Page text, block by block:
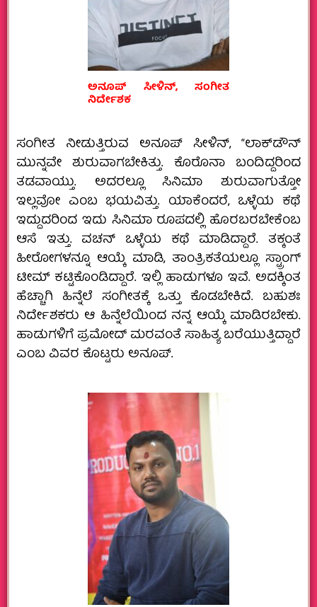
ಅನೂಪ್‌ ಸೀಳಿನ್‌, ಸಂಗೀತ
ನಿರ್ದೇಶಕ
ಸಂಗೀತ ನೀಡುತ್ತಿರುವ ಅನೂಪ್‌ ಸೀಳಿನ್‌, “ಲಾಕ್‌ಡೌನ್‌
ಮುನ್ನವೇ ಶುರುವಾಗಬೇಕಿತ್ತು. ಕೊರೊನಾ ಬಂದಿದ್ದರಿಂದ
ತಡವಾಯ್ತು. ಅದರಲ್ಲೂ ಸಿನಿಮಾ ಶುರುವಾಗುತ್ತೋ
ಇಲ್ಲವೋ ಎಂಬ ಭಯವಿತ್ತು. ಯಾಕೆಂದರೆ, ಒಳ್ಳೆಯ ಕಥೆ
ಇದ್ದುದರಿಂದ ಇದು ಸಿನಿಮಾ ರೂಪದಲ್ಲಿ ಹೊರಬರಬೇಕೆಂಬ
ಆಸೆ ಇತ್ತು. ವಚನ್‌ ಒಳ್ಳೆಯ ಕಥೆ ಮಾಡಿದ್ದಾರೆ. ತಕ್ಕಂತೆ
ಹೀರೋಗಳನ್ನೂ ಆಯ್ಕೆ ಮಾಡಿ, ತಾಂತ್ರಿಕತೆಯಲ್ಲೂ ಸ್ಟ್ರಾಂಗ್‌
ಟೀಮ್‌ ಕಟ್ಟಿಕೊಂಡಿದ್ದಾರೆ. ಇಲ್ಲಿ ಹಾಡುಗಳೂ ಇವೆ. ಅದಕ್ಕಿಂತ
ಹೆಚ್ಚಾಗಿ ಹಿನ್ನೆಲೆ ಸಂಗೀತಕ್ಕೆ ಒತ್ತು ಕೊಡಬೇಕಿದೆ. ಬಹುಶಃ
ನಿರ್ದೇಶಕರು ಆ ಹಿನ್ನೆಲೆಯಿಂದ ನನ್ನ ಆಯ್ಕೆ ಮಾಡಿರಬೇಕು.
ಹಾಡುಗಳಿಗೆ ಪ್ರಮೋದ್‌ ಮರವಂತೆ ಸಾಹಿತ್ಯ ಬರೆಯುತ್ತಿದ್ದಾರೆ
ಎಂಬ ವಿವರ ಕೊಟ್ಟರು ಅನೂಪ್‌.